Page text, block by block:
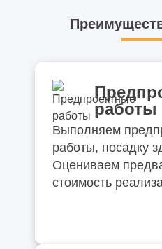
работы
Выполняем
работы, посадку
Оцениваем
стоимость